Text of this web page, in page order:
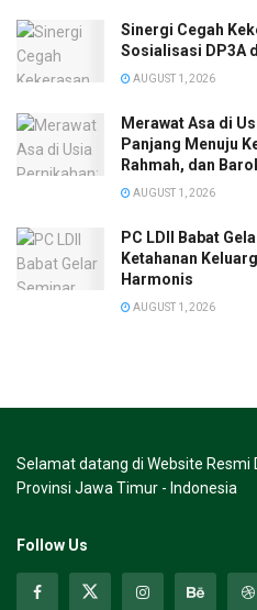
Sinergi Cegah
Sosialisasi DP3A
AUGUST 1, 2026
Merawat Asa di
Panjang Menuju
Rahmah, dan
AUGUST 1, 2026
PC LDII Babat
Ketahanan
Harmonis
AUGUST 1, 2026
Selamat datang di Website Resmi
Provinsi Jawa Timur - Indonesia
Follow Us